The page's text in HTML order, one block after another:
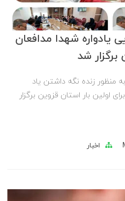
یادواره شهدا مدافعان
شد
منظور زنده نگه داشتن یاد
اولین بار استان قزوین برگزار
اخبار